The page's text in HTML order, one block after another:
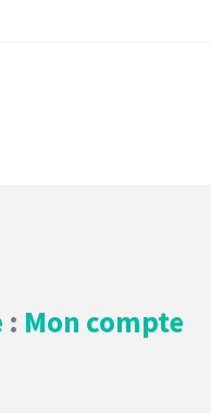
: Mon compte